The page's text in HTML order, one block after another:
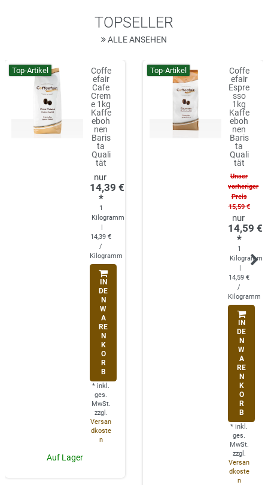
TOPSELLER
ALLE ANSEHEN
Top-Artikel
Coffe
efair
Cafe
Crem
e 1kg
Kaffe
eboh
nen
Baris
ta
Quali
tät
14,39 €
*
1
Kilogramm
|
14,39 €
/
Kilogramm
IN
DE
N
W
A
RE
N
K
O
R
B
* inkl.
ges.
MwSt.
zzgl.
Versan
dkoste
n
Auf Lager
Top-Artikel
Coffe
efair
Espre
sso
1kg
Kaffe
eboh
nen
Baris
ta
Quali
tät
Unser
vorheriger
Preis
15,59 €
14,59 €
*
1
Kilogramm
|
14,59 €
/
Kilogramm
IN
DE
N
W
A
RE
N
K
O
R
B
* inkl.
ges.
MwSt.
zzgl.
Versan
dkoste
n